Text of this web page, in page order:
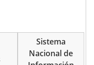
Sistema
Nacional de